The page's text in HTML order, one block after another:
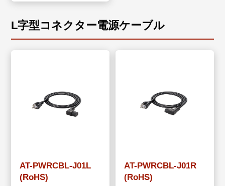
L字型コネクター電源ケーブル
AT-PWRCBL-J01L
(RoHS)
AT-PWRCBL-J01R
(RoHS)